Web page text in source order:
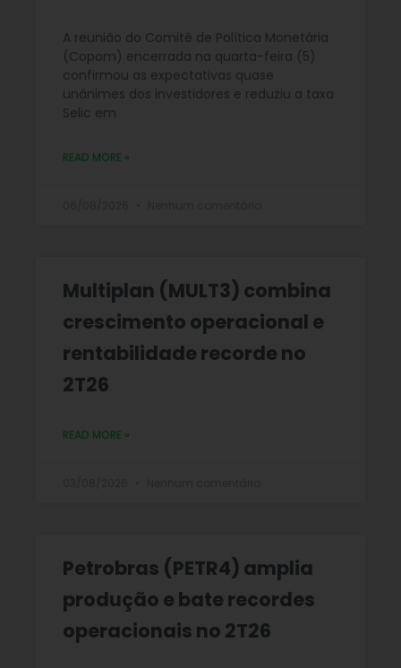
A reunião do Comitê de Política Monetária
(Copom) encerrada na quarta-feira (5)
confirmou as expectativas quase
unânimes dos investidores e reduziu a taxa
Selic em
READ MORE »
Multiplan (MULT3) combina
crescimento operacional e
rentabilidade recorde no
2T26
READ MORE »
Petrobras (PETR4) amplia
produção e bate recordes
operacionais no 2T26